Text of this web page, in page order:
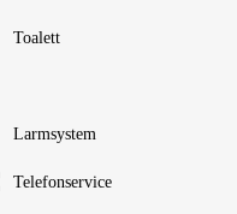
Toalett
Larmsystem
Telefonservice